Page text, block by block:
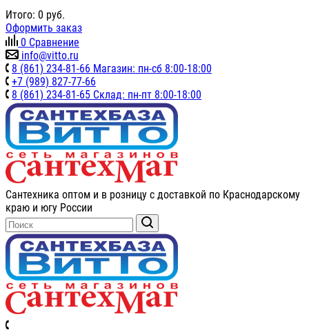
Итого: 0 руб.
Оформить заказ
0 Сравнение
info@vitto.ru
8 (861) 234-81-66 Магазин: пн-сб 8:00-18:00
+7 (989) 827-77-66
8 (861) 234-81-65 Склад: пн-пт 8:00-18:00
Сантехника оптом и в розницу с доставкой по Краснодарскому
краю и югу России